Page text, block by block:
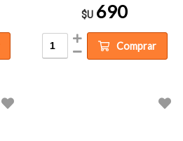
$U 690
Comprar